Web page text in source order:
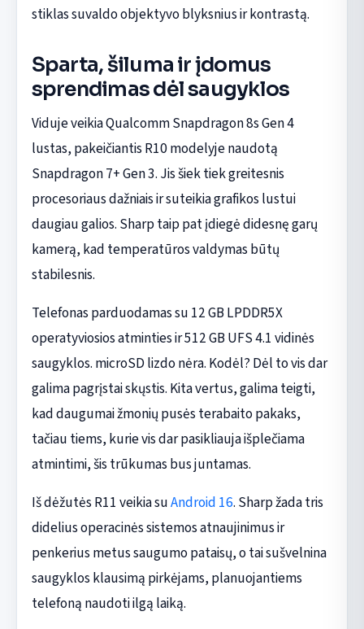
stiklas suvaldo objektyvo blyksnius ir kontrastą.
Sparta, šiluma ir įdomus
sprendimas dėl saugyklos
Viduje veikia Qualcomm Snapdragon 8s Gen 4
lustas, pakeičiantis R10 modelyje naudotą
Snapdragon 7+ Gen 3. Jis šiek tiek greitesnis
procesoriaus dažniais ir suteikia grafikos lustui
daugiau galios. Sharp taip pat įdiegė didesnę garų
kamerą, kad temperatūros valdymas būtų
stabilesnis.
Telefonas parduodamas su 12 GB LPDDR5X
operatyviosios atminties ir 512 GB UFS 4.1 vidinės
saugyklos. microSD lizdo nėra. Kodėl? Dėl to vis dar
galima pagrįstai skųstis. Kita vertus, galima teigti,
kad daugumai žmonių pusės terabaito pakaks,
tačiau tiems, kurie vis dar pasikliauja išplečiama
atmintimi, šis trūkumas bus juntamas.
Iš dėžutės R11 veikia suAndroid 16. Sharp žada tris
didelius operacinės sistemos atnaujinimus ir
penkerius metus saugumo pataisų, o tai sušvelnina
saugyklos klausimą pirkėjams, planuojantiems
telefoną naudoti ilgą laiką.